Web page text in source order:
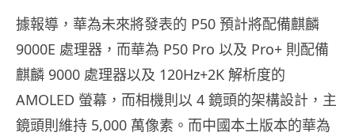
據報導，華為未來將發表的 P50 預計將配備麒麟
9000E 處理器，而華為 P50 Pro 以及 Pro+ 則配備
麒麟 9000 處理器以及 120Hz+2K 解析度的
AMOLED 螢幕，而相機則以 4 鏡頭的架構設計，主
鏡頭則維持 5,000 萬像素。而中國本土版本的華為